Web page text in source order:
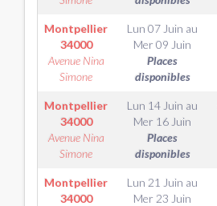
Montpellier
34000
Avenue Nina
Simone
Lun 07 Juin au
Mer 09 Juin
Places
disponibles
Montpellier
34000
Avenue Nina
Simone
Lun 14 Juin au
Mer 16 Juin
Places
disponibles
Montpellier
34000
Lun 21 Juin au
Mer 23 Juin